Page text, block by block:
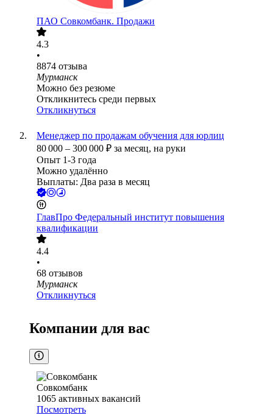
ПАО Совкомбанк. Продажи
4.3
•
8874 отзыва
Мурманск
Можно без резюме
Откликнитесь среди первых
Откликнуться
Менеджер по продажам обучения для юрлиц
80 000 – 300 000 ₽ за месяц, на руки
Опыт 1-3 года
Можно удалённо
Выплаты: Два раза в месяц
ГлавПро Федеральный институт повышения
квалификации
4.4
•
68 отзывов
Мурманск
Откликнуться
Компании для вас
Совкомбанк
1065 активных вакансий
Посмотреть